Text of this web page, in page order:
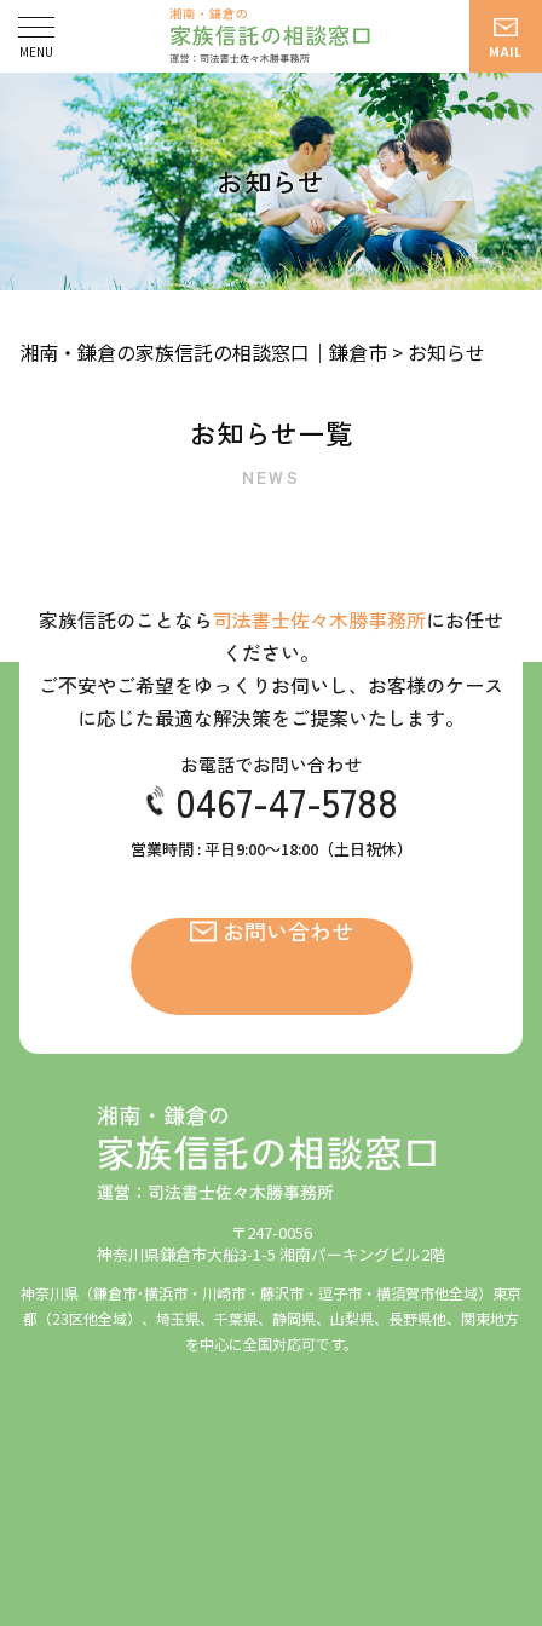
お知らせ
湘南・鎌倉の家族信託の相談窓口｜鎌倉市 > お知らせ
お知らせ一覧
NEWS
家族信託のことなら司法書士佐々木勝事務所にお任せ
ください。
ご不安やご希望をゆっくりお伺いし、お客様のケース
に応じた最適な解決策をご提案いたします。
お電話でお問い合わせ
0467-47-5788
営業時間 : 平日9:00～18:00（土日祝休）
お問い合わせ
〒247-0056
神奈川県鎌倉市大船3-1-5 湘南パーキングビル2階
神奈川県（鎌倉市･横浜市・川崎市・藤沢市・逗子市・横須賀市他全域）東京
都（23区他全域）、埼玉県、千葉県、静岡県、山梨県、長野県他、関東地方
を中心に全国対応可です。